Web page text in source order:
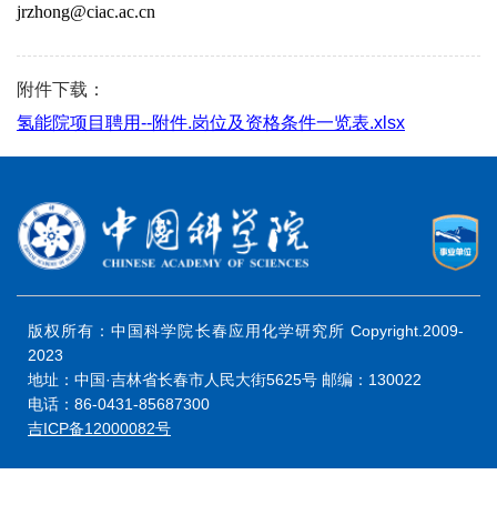
jrzhong@ciac.ac.cn
附件下载：
氢能院项目聘用--附件.岗位及资格条件一览表.xlsx
版权所有：中国科学院长春应用化学研究所 Copyright.2009-
2023
地址：中国·吉林省长春市人民大街5625号 邮编：130022
电话：86-0431-85687300
吉ICP备12000082号